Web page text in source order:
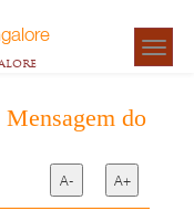
Mensagem do
A- A+